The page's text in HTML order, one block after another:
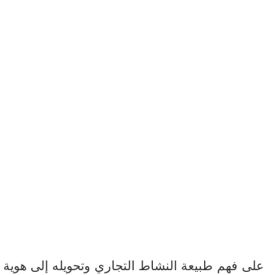
فهم طبيعة النشاط التجاري وتحويله إلى هوية